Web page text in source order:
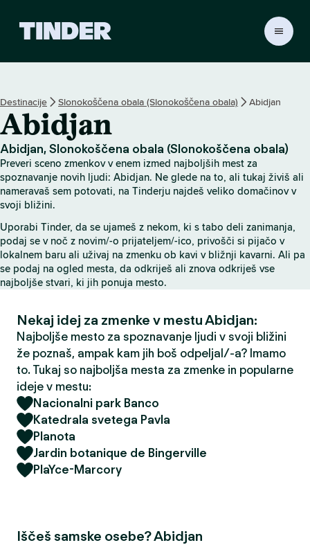
r
o
m
o
v
Destinacije Slonokoščena obala (Slonokoščena obala) Abidjan
Abidjan
Abidjan, Slonokoščena obala (Slonokoščena obala)
Preveri sceno zmenkov v enem izmed najboljših mest za
spoznavanje novih ljudi: Abidjan. Ne glede na to, ali tukaj živiš ali
nameravaš sem potovati, na Tinderju najdeš veliko domačinov v
svoji bližini.
Uporabi Tinder, da se ujameš z nekom, ki s tabo deli zanimanja,
podaj se v noč z novim/-o prijateljem/-ico, privošči si pijačo v
lokalnem baru ali uživaj na zmenku ob kavi v bližnji kavarni. Ali pa
se podaj na ogled mesta, da odkriješ ali znova odkriješ vse
najboljše stvari, ki jih ponuja mesto.
Nekaj idej za zmenke v mestu Abidjan:
Najboljše mesto za spoznavanje ljudi v svoji bližini
že poznaš, ampak kam jih boš odpeljal/-a? Imamo
to. Tukaj so najboljša mesta za zmenke in popularne
ideje v mestu:
Nacionalni park Banco
Katedrala svetega Pavla
Planota
Jardin botanique de Bingerville
PlaYce-Marcory
Iščeš samske osebe? Abidjan